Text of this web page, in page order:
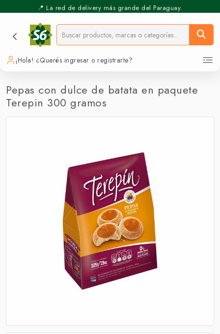
📍 La red de delivery más grande del Paraguay.
¡Hola! ¿Querés ingresar o registrarte?
Pepas con dulce de batata en paquete
Terepin 300 gramos